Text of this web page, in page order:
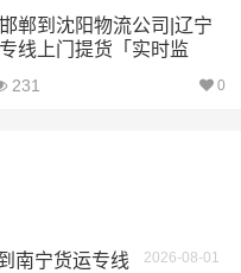
公司可能会在运输过程中
司可能会提供劣质的服
邯郸到沈阳物流公司|辽宁
专线上门提货「实时监
231 0
2026-08-01
南宁货运专线